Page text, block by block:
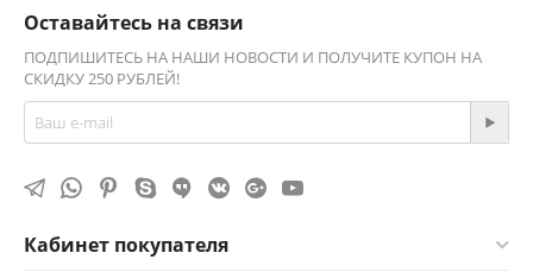
Оставайтесь на связи
ПОДПИШИТЕСЬ НА НАШИ НОВОСТИ И ПОЛУЧИТЕ КУПОН НА
СКИДКУ 250 РУБЛЕЙ!
Кабинет покупателя